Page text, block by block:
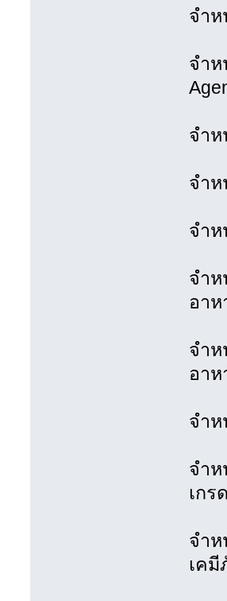
จำห
จำห
จำห
จำห
จำห
จำห
อาห
จำห
อาห
จำ
จำห
เกร
จำ
เค